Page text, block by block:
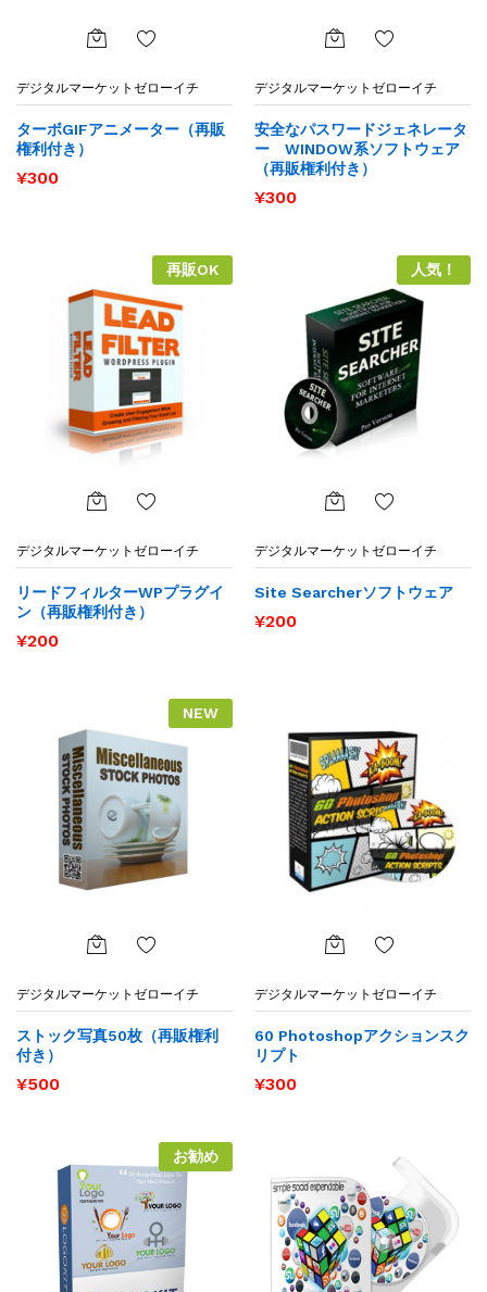
に入
追加
デジタルマーケットゼローイチ
ターボGIFアニメーター（再販
権利付き）
¥300
に入
追加
デジタルマーケットゼローイチ
安全なパスワードジェネレータ
ー WINDOW系ソフトウェア
（再販権利付き）
¥300
再販OK
に入
追加
デジタルマーケットゼローイチ
リードフィルターWPプラグイ
ン（再販権利付き）
¥200
人気！
に入
追加
デジタルマーケットゼローイチ
Site Searcherソフトウェア
¥200
NEW
に入
追加
デジタルマーケットゼローイチ
ストック写真50枚（再販権利
付き）
¥500
に入
追加
デジタルマーケットゼローイチ
60 Photoshopアクションスク
リプト
¥300
お勧め